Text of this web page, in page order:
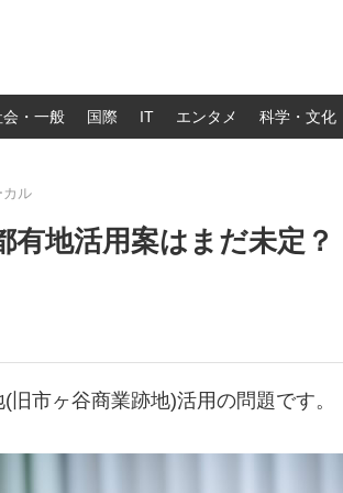
会・一般 国際 IT エンタメ 科学・文化
カル
有地活用案はまだ未定？
市ヶ谷商業跡地)活用の問題です。